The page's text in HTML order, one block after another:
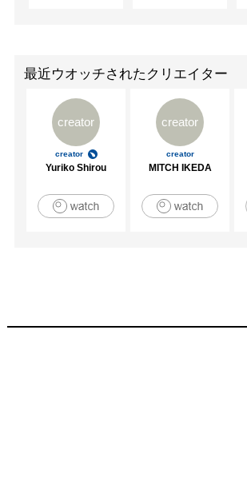
最近ウオッチされたクリエイター
creator
creator
Yuriko Shirou
creator
creator
MITCH IKEDA